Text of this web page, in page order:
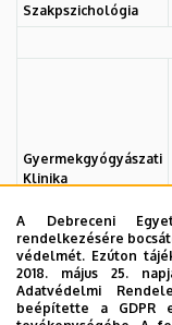
A Debreceni
rendelkezésére
védelmét. Ezúton
2018. május 25.
Adatvédelmi
beépítette a GDPR
Szakpszichológia
Gyermekgyógyászati
Klinika